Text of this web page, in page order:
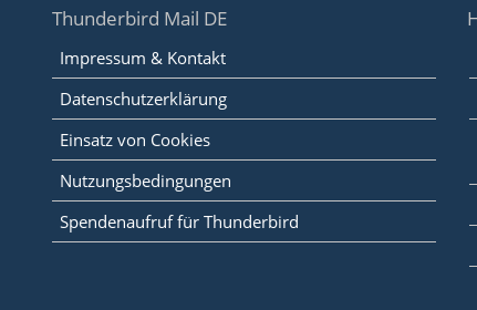
Thunderbird Mail DE
Impressum & Kontakt
Datenschutzerklärung
Einsatz von Cookies
Nutzungsbedingungen
Spendenaufruf für Thunderbird